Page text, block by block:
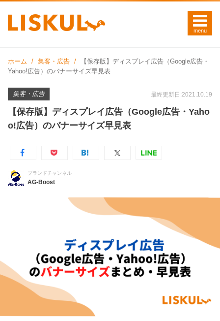
ホーム 集客・広告
【保存版】ディスプレイ広告（Google広告・
Yahoo!広告）のバナーサイズ早見表
集客・広告 最終更新日:2021.10.19
【保存版】ディスプレイ広告（Google広告・Yaho
o!広告）のバナーサイズ早見表
ブランドチャンネル
AG-Boost